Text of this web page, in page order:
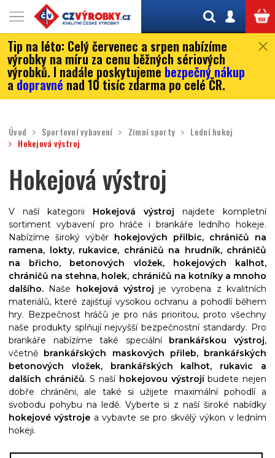
Tip na léto: Celý červenec a srpen nabízíme
výrobky na míru za cenu běžných sériových
výrobků. I nadále poskytujeme bezpečný nákup
adopravné nad 10 tisíc zdarma po celé ČR.
Úvod Sportovní vybavení Zimní sporty
Lední hokej
Hokejová výstroj
Hokejová výstroj
V naší kategorii Hokejová výstroj najdete kompletní
sortiment vybavení pro hráče i brankáře ledního hokeje.
Nabízíme široký výběr hokejových přilbic, chráničů na
ramena, lokty, rukavice, chráničů na hrudník, chráničů
na břicho, betonových vložek, hokejových kalhot,
chráničů na stehna, holek, chráničů na kotníky a mnoho
dalšího. Naše hokejová výstroj je vyrobena z kvalitních
materiálů, které zajišťují vysokou ochranu a pohodlí během
hry. Bezpečnost hráčů je pro nás prioritou, proto všechny
naše produkty splňují nejvyšší bezpečnostní standardy. Pro
brankáře nabízíme také speciální brankářskou výstroj,
včetně brankářských maskových přileb, brankářských
betonových vložek, brankářských kalhot, rukavic a
dalších chráničů. S naší hokejovou výstrojíbudete nejen
dobře chráněni, ale také si užijete maximální pohodlí a
svobodu pohybu na ledě. Vyberte si z naší široké nabídky
hokejové výstroje a vybavte se pro skvělý výkon v ledním
hokeji.